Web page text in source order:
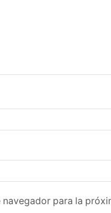
para la